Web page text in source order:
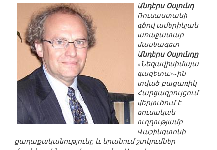
Անդերս Օսլունդ
Ռուսաստանի
գծով ամերիկյան
առաջատար
մասնագետ
Անդերս Օսլունդը
«Նեզավիսիմայա
գազետա»-ին
տված բացառիկ
Հարցազրույցում
վերլուծում է
ռուսական
ուղղությամբ
Վաշինգտոնի
քաղաքականությունը և նրանում շտկումներ